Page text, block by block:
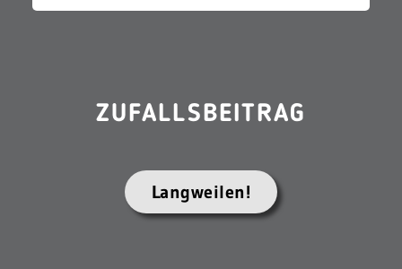
ZUFALLSBEITRAG
Langweilen!